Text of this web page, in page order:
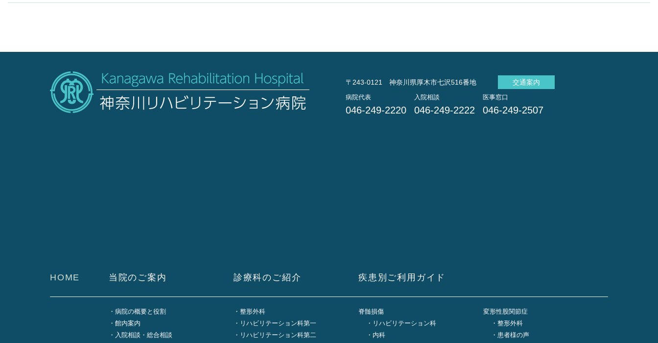
〒243-0121 神奈川県厚木市七沢516番地 交通案内
病院代表
046-249-2220
入院相談
046-249-2222
医事窓口
046-249-2507
HOME 当院のご案内
病院の概要と役割
館内案内
入院相談・総合相談
診療科のご紹介
整形外科
リハビリテーション科第一
リハビリテーション科第二
疾患別ご利用ガイド
脊髄損傷
リハビリテーション科
内科
変形性股関節症
整形外科
患者様の声